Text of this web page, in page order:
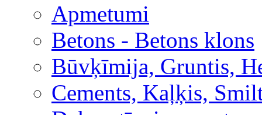
Apmetumi
Betons - Betons klons
Būvķīmija, Gruntis,
Cements, Kaļķis,